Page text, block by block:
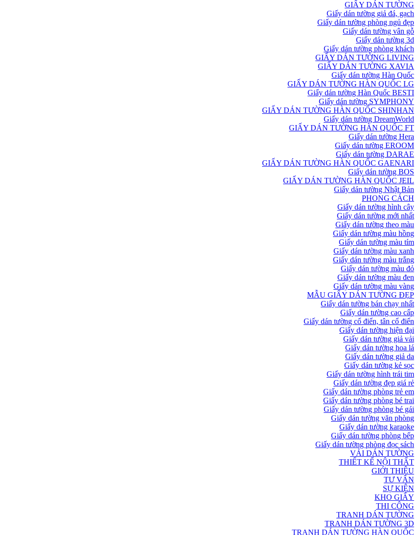
GIẤY DÁN TƯỜNG
Giấy dán tường giả đá, gạch
Giấy dán tường phòng ngủ đẹp
Giấy dán tường vân gỗ
Giấy dán tường 3d
Giấy dán tường phòng khách
GIẤY DÁN TƯỜNG LIVING
GIẤY DÁN TƯỜNG XAVIA
Giấy dán tường Hàn Quốc
GIẤY DÁN TƯỜNG HÀN QUỐC LG
Giấy dán tường Hàn Quốc BESTI
Giấy dán tường SYMPHONY
GIẤY DÁN TƯỜNG HÀN QUỐC SHINHAN
Giấy dán tường DreamWorld
GIẤY DÁN TƯỜNG HÀN QUỐC FT
Giấy dán tường Hera
Giấy dán tường EROOM
Giấy dán tường DARAE
GIẤY DÁN TƯỜNG HÀN QUỐC GAENARI
Giấy dán tường BOS
GIẤY DÁN TƯỜNG HÀN QUỐC JEIL
Giấy dán tường Nhật Bản
PHONG CÁCH
Giấy dán tường hình cây
Giấy dán tường mới nhất
Giấy dán tường theo màu
Giấy dán tường màu hồng
Giấy dán tường màu tím
Giấy dán tường màu xanh
Giấy dán tường màu trắng
Giấy dán tường màu đỏ
Giấy dán tường màu đen
Giấy dán tường màu vàng
MẪU GIẤY DÁN TƯỜNG ĐẸP
Giấy dán tường bán chạy nhất
Giấy dán tường cao cấp
Giấy dán tường cổ điển, tân cổ điển
Giấy dán tường hiện đại
Giấy dán tường giả vải
Giấy dán tường hoa lá
Giấy dán tường giả da
Giấy dán tường kẻ sọc
Giấy dán tường hình trái tim
Giấy dán tường đẹp giá rẻ
Giấy dán tường phòng trẻ em
Giấy dán tường phòng bé trai
Giấy dán tường phòng bé gái
Giấy dán tường văn phòng
Giấy dán tường karaoke
Giấy dán tường phòng bếp
Giấy dán tường phòng đọc sách
VẢI DÁN TƯỜNG
THIẾT KẾ NỘI THẤT
GIỚI THIỆU
TƯ VẤN
SỰ KIỆN
KHO GIẤY
THI CÔNG
TRANH DÁN TƯỜNG
TRANH DÁN TƯỜNG 3D
TRANH DÁN TƯỜNG HÀN QUỐC